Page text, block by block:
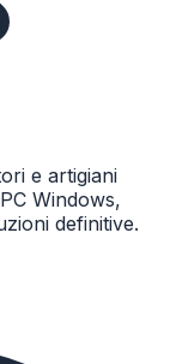
e artigiani
Windows,
definitive.